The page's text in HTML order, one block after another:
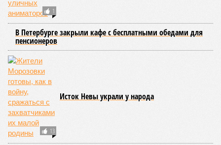
1
В Петербурге закрыли кафе с бесплатными обедами для
пенсионеров
13
Исток Невы украли у народа